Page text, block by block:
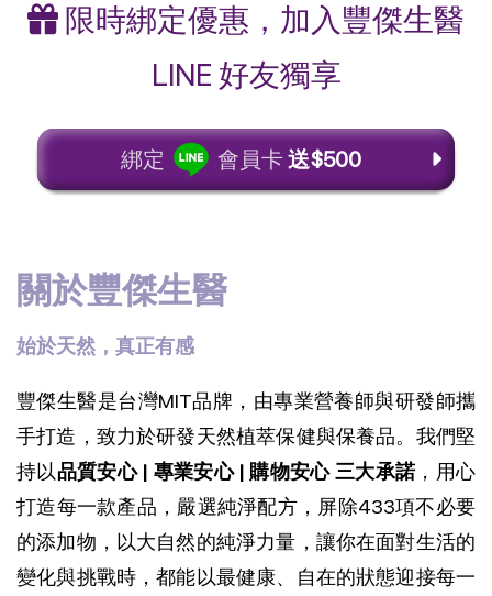
限時綁定優惠，加入豐傑生醫
LINE 好友獨享
綁定 會員卡送$500
關於豐傑生醫
始於天然，真正有感
豐傑生醫是台灣MIT品牌，由專業營養師與研發師攜
手打造，致力於研發天然植萃保健與保養品。我們堅
持以品質安心 | 專業安心 | 購物安心 三大承諾，用心
打造每一款產品， 嚴選純淨配方，屏除433項不必要
的添加物，以大自然的純淨力量，讓你在面對生活的
變化與挑戰時，都能以最健康、自在的狀態迎接每一